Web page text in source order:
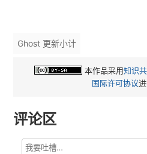
Ghost 更新小计
本作品采用知识
国际许可协议进
评论区